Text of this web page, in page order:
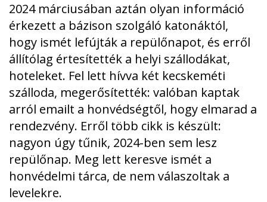
2024 márciusában aztán olyan információ
érkezett a bázison szolgáló katonáktól,
hogy ismét lefújták a repülőnapot, és erről
állítólag értesítették a helyi szállodákat,
hoteleket. Fel lett hívva két kecskeméti
szálloda, megerősítették: valóban kaptak
arról emailt a honvédségtől, hogy elmarad a
rendezvény. Erről több cikk is készült:
nagyon úgy tűnik, 2024-ben sem lesz
repülőnap. Meg lett keresve ismét a
honvédelmi tárca, de nem válaszoltak a
levelekre.